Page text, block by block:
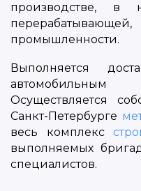
производстве, в
промышленности.
Выполняется
Осуществляется
Санкт-Петербурге
весь комплекс
выполняемых
специалистов.